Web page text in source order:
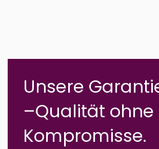
Unsere
–Qualität ohne
Kompromisse.